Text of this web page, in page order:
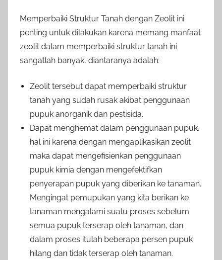
Memperbaiki Struktur Tanah dengan Zeolit ini
penting untuk dilakukan karena memang manfaat
zeolit dalam memperbaiki struktur tanah ini
sangatlah banyak, diantaranya adalah:
Zeolit tersebut dapat memperbaiki struktur
tanah yang sudah rusak akibat penggunaan
pupuk anorganik dan pestisida.
Dapat menghemat dalam penggunaan pupuk,
hal ini karena dengan mengaplikasikan zeolit
maka dapat mengefisienkan penggunaan
pupuk kimia dengan mengefektifkan
penyerapan pupuk yang diberikan ke tanaman.
Mengingat pemupukan yang kita berikan ke
tanaman mengalami suatu proses sebelum
semua pupuk terserap oleh tanaman, dan
dalam proses itulah beberapa persen pupuk
hilang dan tidak terserap oleh tanaman.